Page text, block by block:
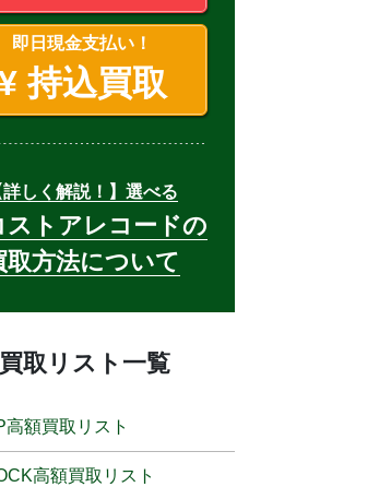
即日現金支払い！
持込買取
詳しく解説！】選べる
ストアレコードの
取方法について
取リスト一覧
高額買取リスト
高額買取リスト